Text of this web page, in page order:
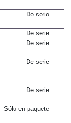
De serie
De serie
De serie
De serie
De serie
Sólo en paquete